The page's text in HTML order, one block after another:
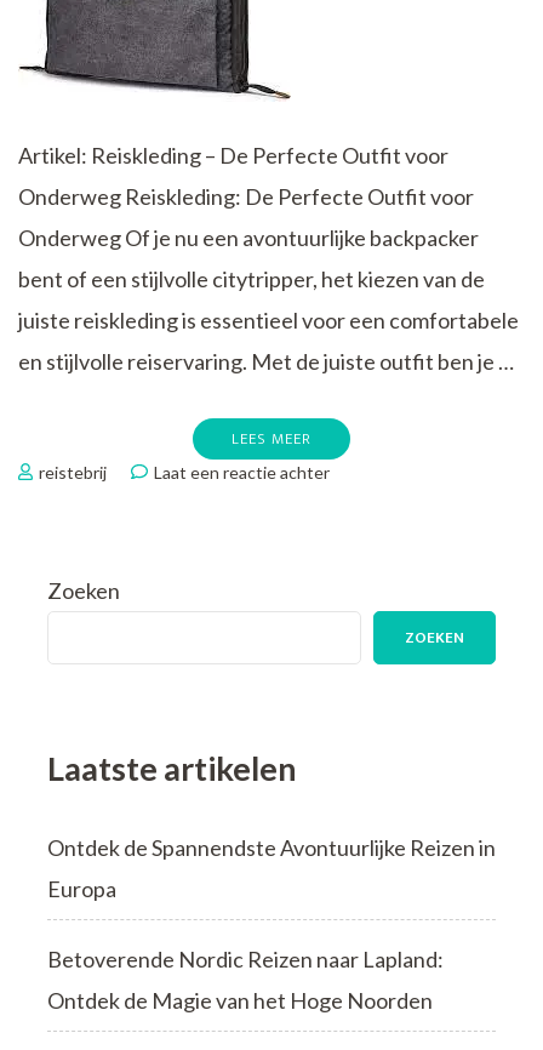
Artikel: Reiskleding – De Perfecte Outfit voor
Onderweg Reiskleding: De Perfecte Outfit voor
Onderweg Of je nu een avontuurlijke backpacker
bent of een stijlvolle citytripper, het kiezen van de
juiste reiskleding is essentieel voor een comfortabele
en stijlvolle reiservaring. Met de juiste outfit ben je …
LEES MEER
reistebrij Laat een reactie achterop
Zoeken
ZOEKEN
Laatste artikelen
Ontdek de Spannendste Avontuurlijke Reizen in
Europa
Betoverende Nordic Reizen naar Lapland:
Ontdek de Magie van het Hoge Noorden